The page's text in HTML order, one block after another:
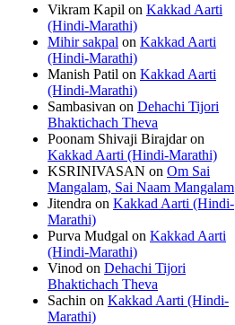
Vikram Kapil on Kakkad Aarti
(Hindi-Marathi)
Mihir sakpal on Kakkad Aarti
(Hindi-Marathi)
Manish Patil on Kakkad Aarti
(Hindi-Marathi)
Sambasivan on Dehachi Tijori
Bhaktichach Theva
Poonam Shivaji Birajdaron
Kakkad Aarti (Hindi-Marathi)
KSRINIVASAN on Om Sai
Mangalam, Sai Naam Mangalam
Jitendra on Kakkad Aarti (Hindi-
Marathi)
Purva Mudgal on Kakkad Aarti
(Hindi-Marathi)
Vinod on Dehachi Tijori
Bhaktichach Theva
Sachin on Kakkad Aarti (Hindi-
Marathi)